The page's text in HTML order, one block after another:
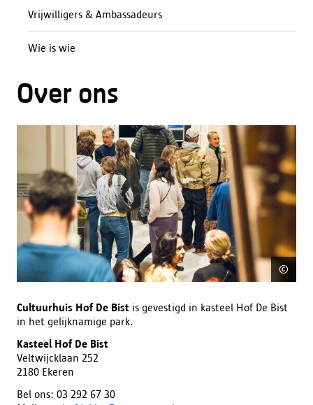
Vrijwilligers & Ambassadeurs
Wie is wie
Over ons
©
Cultuurhuis Hof De Bist is gevestigd in kasteel Hof De Bist
in het gelijknamige park.
Kasteel Hof De Bist
Veltwijcklaan 252
2180 Ekeren
Bel ons: 03 292 67 30